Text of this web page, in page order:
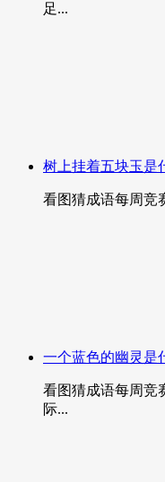
足...
树上挂着五块玉是
看图猜成语每周竞
一个蓝色的幽灵是
看图猜成语每周竞
际...